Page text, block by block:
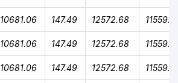
10681.06 147.49 12572.68
10681.06 147.49 12572.68
10681.06 147.49 12572.68